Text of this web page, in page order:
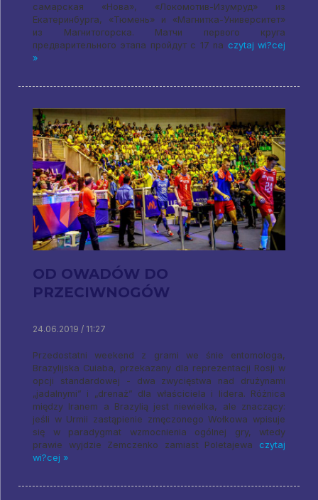
самарская «Нова», «Локомотив-Изумруд» из
Екатеринбурга, «Тюмень» и «Магнитка-Университет»
из Магнитогорска. Матчи первого круга
предварительного этапа пройдут с 17 na czytaj wi?cej
»
OD OWADÓW DO
PRZECIWNOGÓW
24.06.2019 / 11:27
Przedostatni weekend z grami we śnie entomologa,
Brazylijska Cuiaba, przekazany dla reprezentacji Rosji w
opcji standardowej - dwa zwycięstwa nad drużynami
„jadalnymi” i „drenaż” dla właściciela i lidera. Różnica
między Iranem a Brazylią jest niewielka, ale znaczący:
jeśli w Urmii zastąpienie zmęczonego Wołkowa wpisuje
się w paradygmat wzmocnienia ogólnej gry, wtedy
prawie wyjdzie Zemczenko zamiast Poletajewa czytaj
wi?cej »